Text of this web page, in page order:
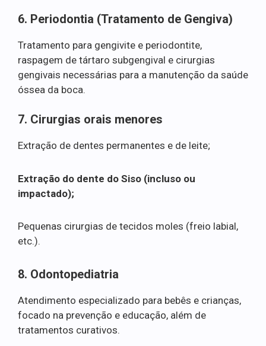
6. Periodontia (Tratamento de Gengiva)
Tratamento para gengivite e periodontite,
raspagem de tártaro subgengival e cirurgias
gengivais necessárias para a manutenção da saúde
óssea da boca.
7. Cirurgias orais menores
Extração de dentes permanentes e de leite;
Extração do dente do Siso (incluso ou
impactado);
Pequenas cirurgias de tecidos moles (freio labial,
etc.).
8. Odontopediatria
Atendimento especializado para bebês e crianças,
focado na prevenção e educação, além de
tratamentos curativos.